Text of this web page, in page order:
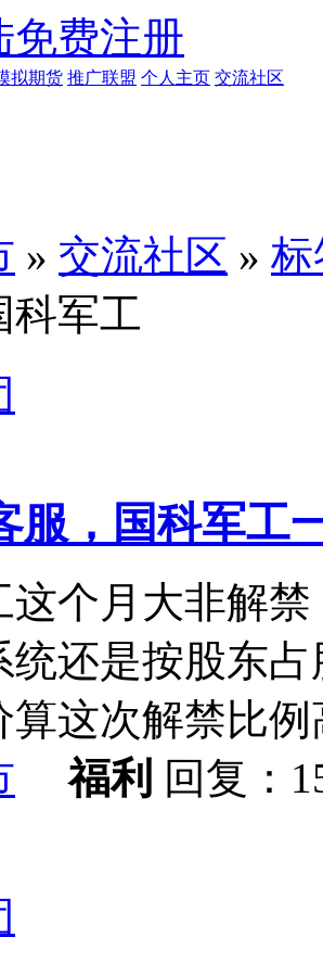
免费注册
拟期货 推广联盟 个人主页 交流社区
» 交流社区 » 标
科军工
服，国科军工
这个月大非解
统还是按股东
算这次解禁比
福利 回复：